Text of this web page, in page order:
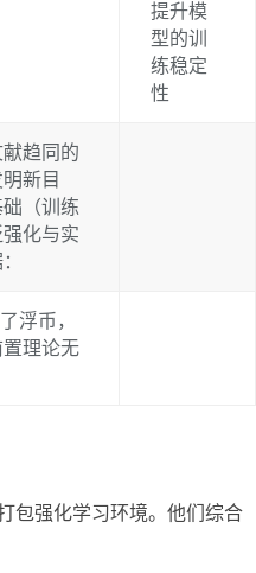
提升模
型的训
练稳定
性
趋同的
新目
（训练
化与实
浮币，
理论无
包强化学习环境。他们综合